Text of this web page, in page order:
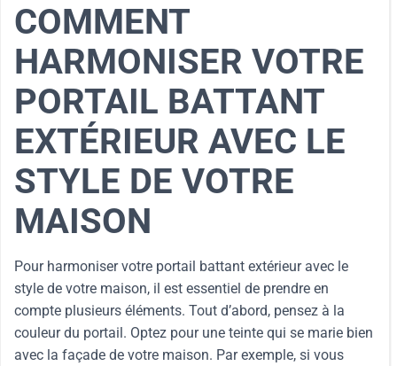
COMMENT
HARMONISER VOTRE
PORTAIL BATTANT
EXTÉRIEUR AVEC LE
STYLE DE VOTRE
MAISON
Pour harmoniser votre portail battant extérieur avec le
style de votre maison, il est essentiel de prendre en
compte plusieurs éléments. Tout d’abord, pensez à la
couleur du portail. Optez pour une teinte qui se marie bien
avec la façade de votre maison. Par exemple, si vous